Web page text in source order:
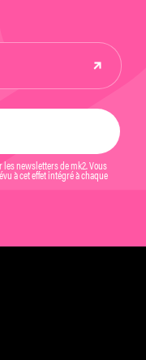
newsletters de mk2. Vous
à cet effet intégré à chaque